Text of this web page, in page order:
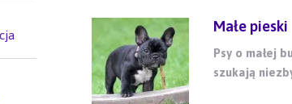
Małe pieski
Psy o małej
szukają